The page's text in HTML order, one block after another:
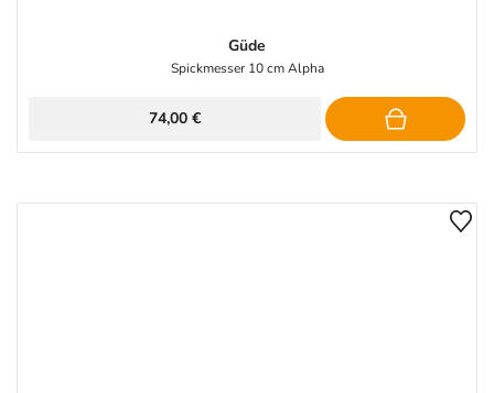
Güde
Spickmesser 10 cm Alpha
74,00 €